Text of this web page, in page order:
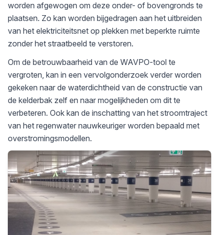
worden afgewogen om deze onder- of bovengronds te
plaatsen. Zo kan worden bijgedragen aan het uitbreiden
van het elektriciteitsnet op plekken met beperkte ruimte
zonder het straatbeeld te verstoren.
Om de betrouwbaarheid van de WAVPO-tool te
vergroten, kan in een vervolgonderzoek verder worden
gekeken naar de waterdichtheid van de constructie van
de kelderbak zelf en naar mogelijkheden om dit te
verbeteren. Ook kan de inschatting van het stroomtraject
van het regenwater nauwkeuriger worden bepaald met
overstromingsmodellen.